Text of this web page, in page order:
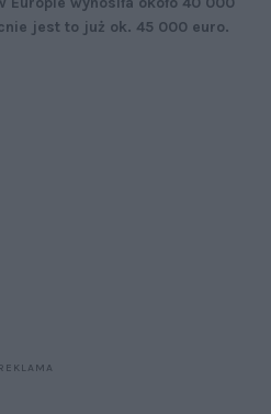
jest to już ok. 45 000 euro.